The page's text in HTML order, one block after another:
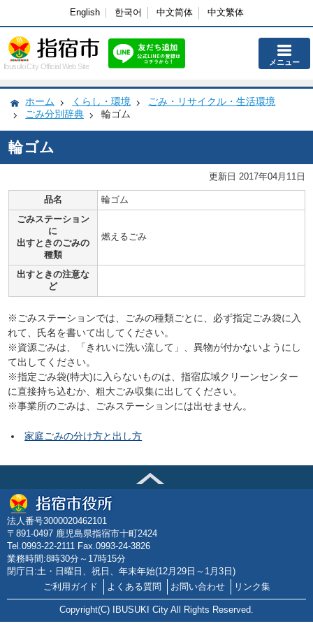
English 한국어 中文简体 中文繁体
Ibusuki City Official Web Site メニュー
ホーム くらし・環境
ごみ・リサイクル・生活環境
ごみ分別辞典
輪ゴム
輪ゴム
更新日 2017年04月11日
品名
輪ゴム
ごみステーション
に
出すときのごみの
種類
燃えるごみ
出すときの注意な
ど
※ごみステーションでは、ごみの種類ごとに、必ず指定ごみ袋に入
れて、氏名を書いて出してください。
※資源ごみは、「きれいに洗い流して」、異物が付かないようにし
て出してください。
※指定ごみ袋(特大)に入らないものは、指宿広域クリーンセンター
に直接持ち込むか、粗大ごみ収集に出してください。
※事業所のごみは、ごみステーションには出せません。
家庭ごみの分け方と出し方
法人番号3000020462101
〒891-0497 鹿児島県指宿市十町2424
Tel.0993-22-2111 Fax.0993-24-3826
業務時間:8時30分～17時15分
閉庁日:土・日曜日、祝日、年末年始(12月29日～1月3日)
ご利用ガイド
よくある質問 お問い合わせ リンク集
Copyright(C) IBUSUKI City All Rights Reserved.